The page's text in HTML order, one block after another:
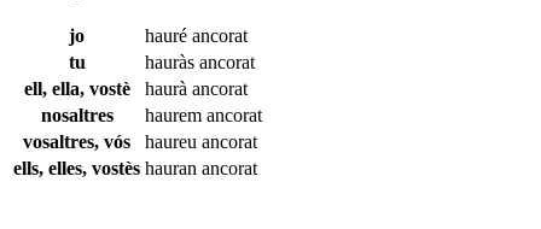
jo hauré ancorat
tu
hauràs ancorat
ell, ella, vostè
haurà ancorat
nosaltres
haurem ancorat
vosaltres, vós
haureu ancorat
ells, elles, vostès hauran ancorat